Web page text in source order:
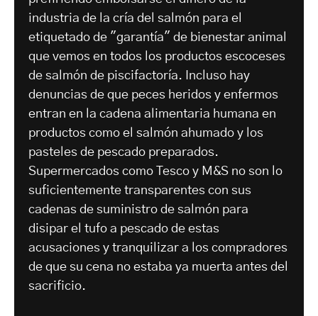
industria de la cría del salmón para el
etiquetado de "garantía" de bienestar animal
que vemos en todos los productos escoceses
de salmón de piscifactoría. Incluso hay
denuncias de que peces heridos y enfermos
entran en la cadena alimentaria humana en
productos como el salmón ahumado y los
pasteles de pescado preparados.
Supermercados como Tesco y M&S no son lo
suficientemente transparentes con sus
cadenas de suministro de salmón para
disipar el tufo a pescado de estas
acusaciones y tranquilizar a los compradores
de que su cena no estaba ya muerta antes del
sacrificio.